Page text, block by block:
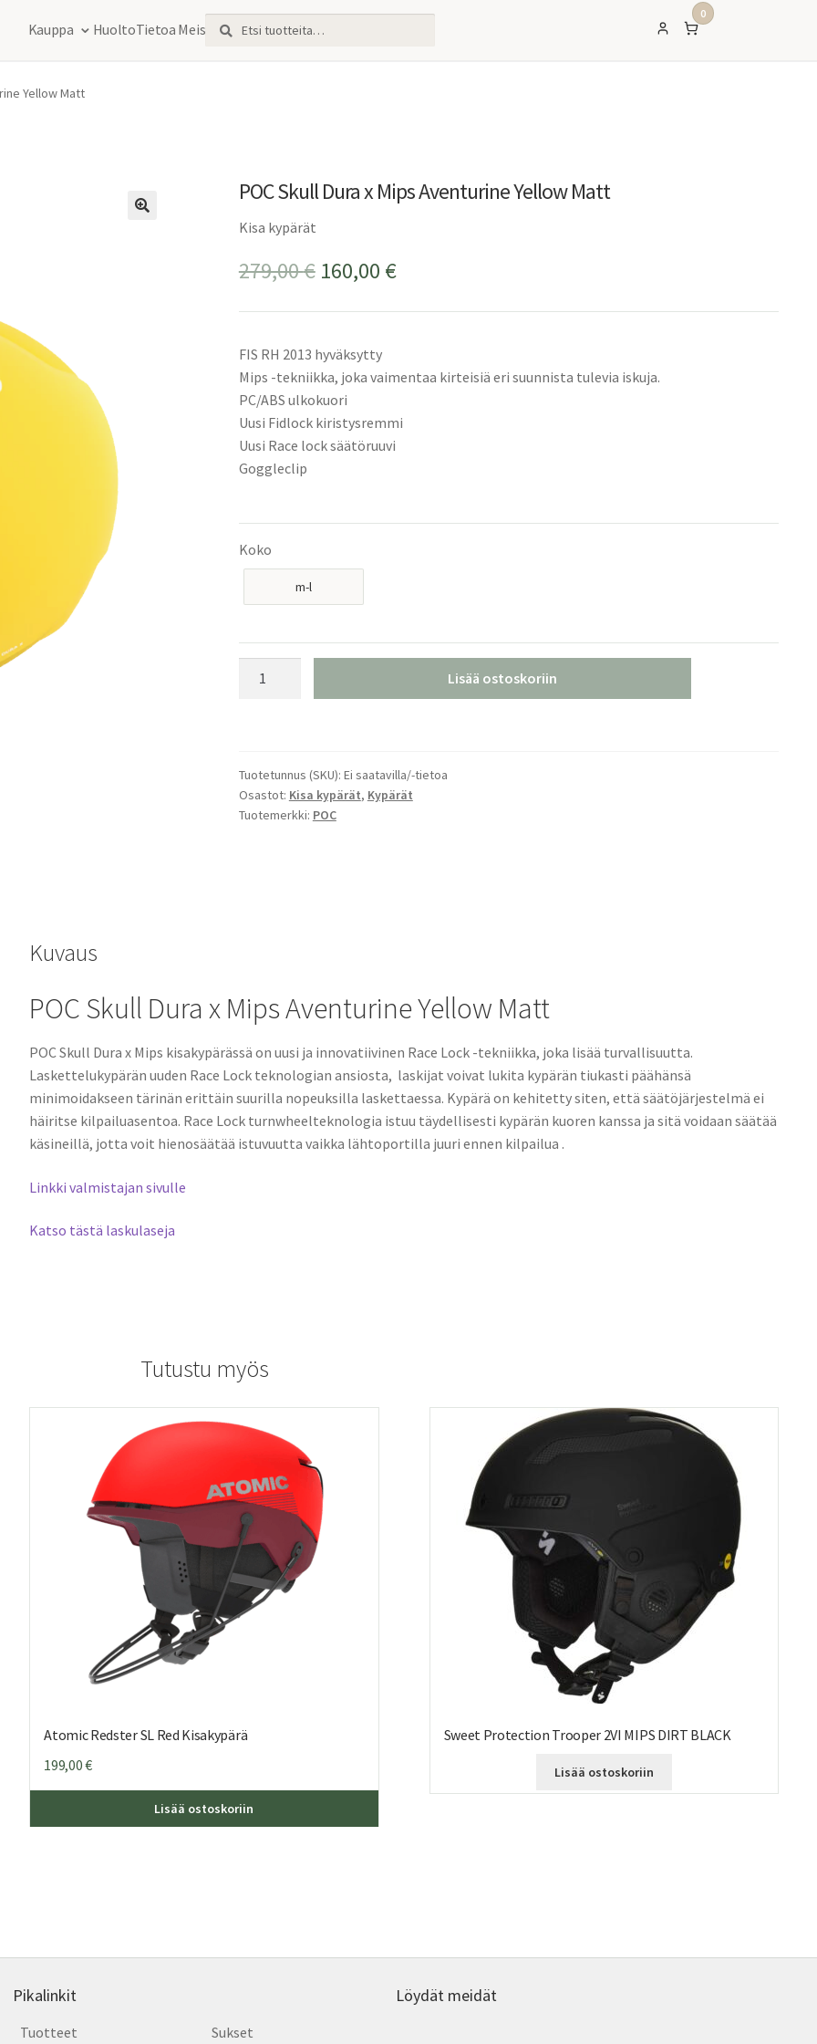
Kauppa HuoltoTietoa MeistäEtsi:
Haku
0
Yellow Matt
POC Skull Dura x Mips Aventurine Yellow Matt
Kisa kypärät
279,00€ Alkuperäinen
hinta
279,00 €.
160,00 €Nykyinen
hinta
160,00 €.
FIS RH 2013 hyväksytty
Mips -tekniikka, joka vaimentaa kirteisiä eri suunnista tulevia iskuja.
PC/ABS ulkokuori
Uusi Fidlock kiristysremmi
Uusi Race lock säätöruuvi
Goggleclip
Koko
m-l
Aventurine
Yellow
Lisää ostoskoriin
Tuotetunnus (SKU): Ei saatavilla/-tietoa
Osastot: Kisa kypärät, Kypärät
Tuotemerkki: POC
Kuvaus
POC Skull Dura x Mips Aventurine Yellow Matt
POC Skull Dura x Mips kisakypärässä on uusi ja innovatiivinen Race Lock -tekniikka, joka lisää turvallisuutta.
Laskettelukypärän uuden Race Lock teknologian ansiosta, laskijat voivat lukita kypärän tiukasti päähänsä
minimoidakseen tärinän erittäin suurilla nopeuksilla laskettaessa. Kypärä on kehitetty siten, että säätöjärjestelmä ei
häiritse kilpailuasentoa. Race Lock turnwheelteknologia istuu täydellisesti kypärän kuoren kanssa ja sitä voidaan säätää
käsineillä, jotta voit hienosäätää istuvuutta vaikka lähtoportilla juuri ennen kilpailua .
Linkki valmistajan sivulle
Katso tästä laskulaseja
Tutustu myös
Atomic Redster SL Red Kisakypärä
199,00€
Lisää ostoskoriin
tuotteen
Sweet Protection Trooper 2VI MIPS DIRT BLACK
Lisää ostoskoriin
Pikalinkit
Tuotteet
Sukset
Löydät meidät